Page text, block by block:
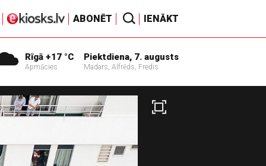
ABONĒT IENĀKT
Rīgā +17 °C
Apmācies
Piektdiena, 7. augusts
Madars, Alfrēds, Fredis